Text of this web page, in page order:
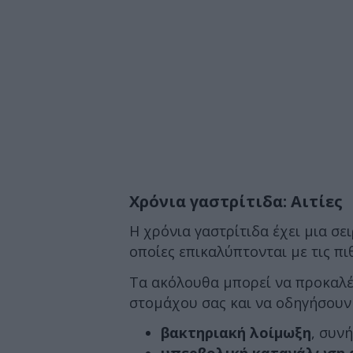
Χρόνια γαστρίτιδα: Αιτίες
Η χρόνια γαστρίτιδα έχει μια
οποίες επικαλύπτονται με τις
Τα ακόλουθα μπορεί να
στομάχου σας και να οδηγήσουν
βακτηριακή λοίμωξη,